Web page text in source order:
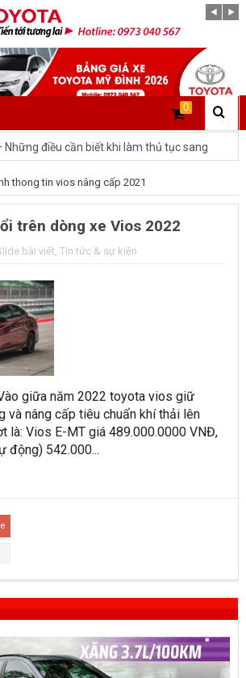
0
điều cần biết khi làm thủ tục sang
Cross và Toyota Innova: Nên chọn xe
Toyota đang chiếm lĩnh tại thị trường
thức ra mắt Toyota Fortuner 2022 và
bản mới
khúc SUV cỡ nhỏ mới hứa hẹn nhiều đột
đang phổ biến nhất trên thị trường
Cross hay Mazda CX-5 trong phân
dòng xe Vios 2022
thong tin vios nâng cấp 2021
trên dòng xe Vios 2022
bài viết Tin tức & sự kiện
giữa năm 2022 toyota vios giữ
và nâng cấp tiêu chuẩn khí thải lên
là: Vios E-MT giá 489.000.0000 VNĐ,
động) 542.000...